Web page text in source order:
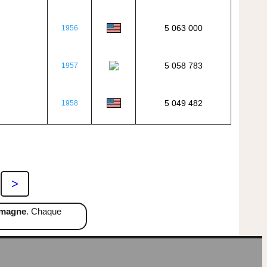
1956 5 063 000
1957 5 058 783
1958 5 049 482
>
. Chaque